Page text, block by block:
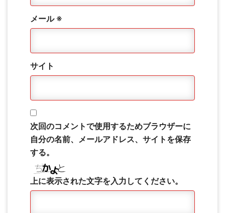
メール ※
サイト
次回のコメントで使用するためブラウザーに
自分の名前、メールアドレス、サイトを保存
する。
上に表示された文字を入力してください。